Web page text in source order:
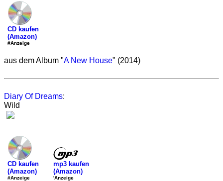
CD kaufen
(Amazon)
#Anzeige
aus dem Album "A New House" (2014)
Diary Of Dreams:
Wild
CD kaufen
(Amazon)
#Anzeige
mp3 kaufen
(Amazon)
'Anzeige